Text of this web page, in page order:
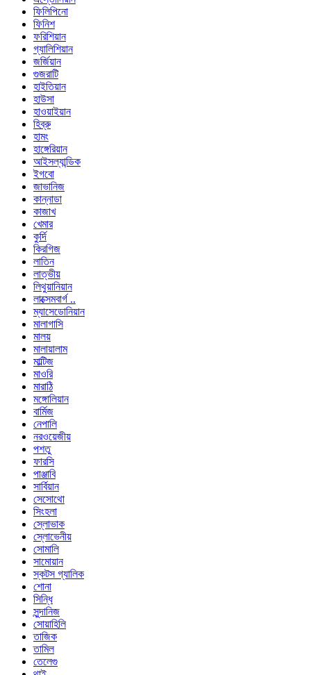
ফিলিপিনো
ফিনিশ
ফরিশিয়ান
গ্যালিশিয়ান
জর্জিয়ান
গুজরাটি
হাইতিয়ান
হাউসা
হাওয়াইয়ান
হিব্রু
হামং
হাঙ্গেরিয়ান
আইসল্যান্ডিক
ইগবো
জাভানিজ
কান্নাডা
কাজাখ
খেমার
কুর্দি
কিরগিজ
লাতিন
লাত্ভীয়
লিথুয়ানিয়ান
লাক্সেমবার্গ ..
ম্যাসেডোনিয়ান
মালাগাসি
মালয়
মালায়ালাম
মাল্টিজ
মাওরি
মারাঠি
মঙ্গোলিয়ান
বার্মিজ
নেপালি
নরওয়েজীয়
পশতু
ফারসি
পাঞ্জাবি
সার্বিয়ান
সেসোথো
সিংহলা
স্লোভাক
স্লোভেনীয়
সোমালি
সামোয়ান
স্কটস গ্যালিক
শোনা
সিন্ধি
সুন্দানিজ
সোয়াহিলি
তাজিক
তামিল
তেলেগু